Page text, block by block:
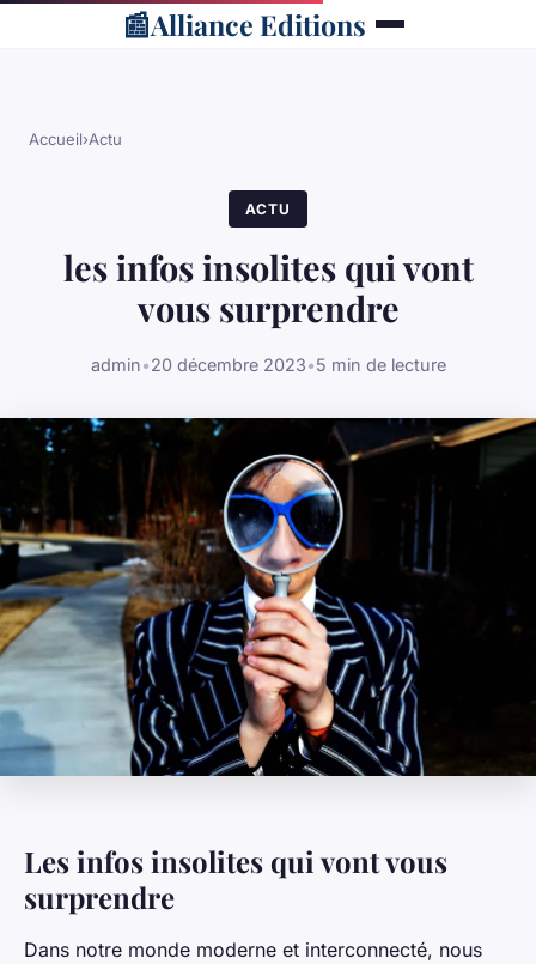
📰Alliance Editions
Accueil›Actu
ACTU
les infos insolites qui vont
vous surprendre
admin•20 décembre 2023•5 min de lecture
Les infos insolites qui vont vous
surprendre
Dans notre monde moderne et interconnecté, nous